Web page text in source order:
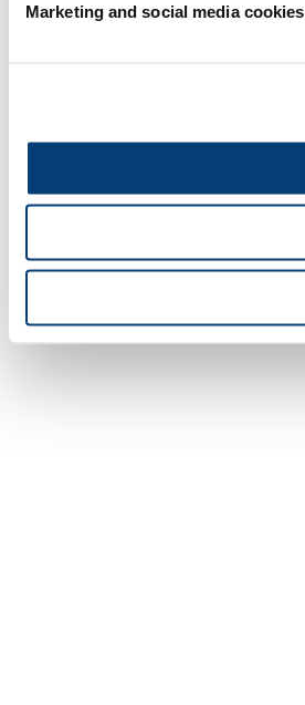
Marketing and social media cookies